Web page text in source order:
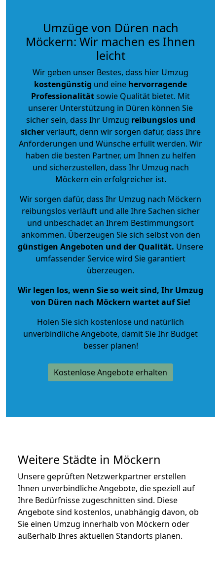
Umzüge von Düren nach
Möckern: Wir machen es Ihnen
leicht
Wir geben unser Bestes, dass hier Umzug
kostengünstig und eine hervorragende
Professionalitätsowie Qualität bietet. Mit
unserer Unterstützung in Düren können Sie
sicher sein, dass Ihr Umzug reibungslos und
sicherverläuft, denn wir sorgen dafür, dass Ihre
Anforderungen und Wünsche erfüllt werden. Wir
haben die besten Partner, um Ihnen zu helfen
und sicherzustellen, dass Ihr Umzug nach
Möckern ein erfolgreicher ist.
Wir sorgen dafür, dass Ihr Umzug nach Möckern
reibungslos verläuft und alle Ihre Sachen sicher
und unbeschadet an Ihrem Bestimmungsort
ankommen. Überzeugen Sie sich selbst von den
günstigen Angeboten und der Qualität. Unsere
umfassender Service wird Sie garantiert
überzeugen.
Wir legen los, wenn Sie so weit sind, Ihr Umzug
von Düren nach Möckern wartet auf Sie!
Holen Sie sich kostenlose und natürlich
unverbindliche Angebote, damit Sie Ihr Budget
besser planen!
Kostenlose Angebote erhalten
Weitere Städte in Möckern
Unsere geprüften Netzwerkpartner erstellen
Ihnen unverbindliche Angebote, die speziell auf
Ihre Bedürfnisse zugeschnitten sind. Diese
Angebote sind kostenlos, unabhängig davon, ob
Sie einen Umzug innerhalb von Möckern oder
außerhalb Ihres aktuellen Standorts planen.